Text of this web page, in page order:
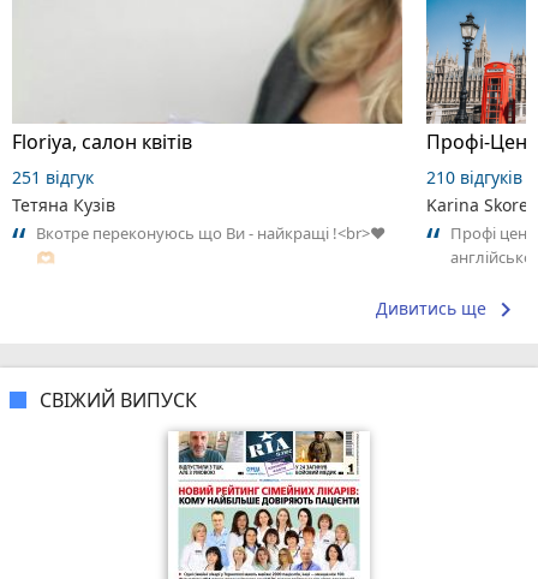
Floriya, салон квітів
251 відгук
Тетяна Кузів
Вкотре переконуюсь що Ви - найкращі !<br>♥️
🫶🏻
210 відгуків
Karina
Профі
Дивитись ще keyboard_arrow_right
СВІЖИЙ ВИПУСК